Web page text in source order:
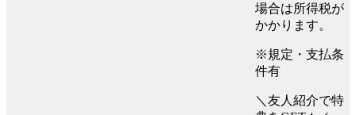
場合は所得税が
かかります。
※規定・支払条
件有
＼友人紹介で特